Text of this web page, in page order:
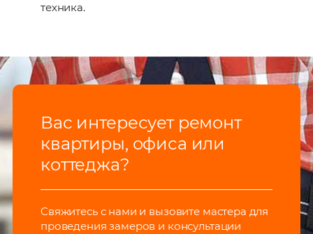
техника.
Вас интересует ремонт
квартиры, офиса или
коттеджа?
Cвяжитесь с нами и вызовите мастера для
проведения замеров и консультации